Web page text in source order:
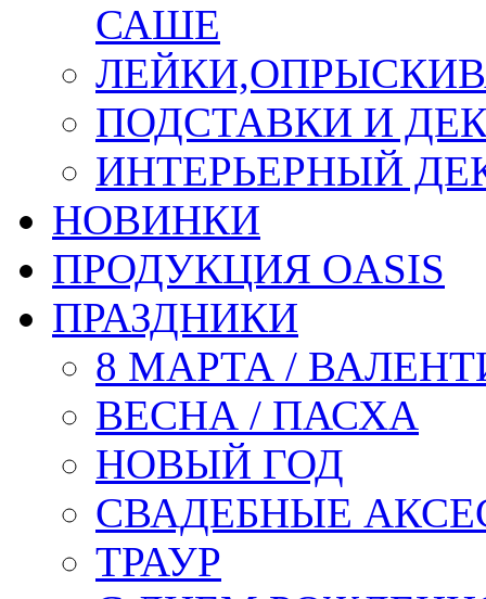
САШЕ
ПОДСТАВКИ И
ИНТЕРЬЕРНЫЙ
НОВИНКИ
ПРОДУКЦИЯ OASIS
ПРАЗДНИКИ
8 МАРТА /
ВЕСНА / ПАСХА
НОВЫЙ ГОД
СВАДЕБНЫЕ
ТРАУР